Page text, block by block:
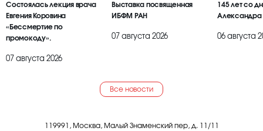
Состоялась лекция врача
Евгения Коровина
«Бессмертие по
промокоду».
07 августа 2026
Выставка посвященная
ИБФМ РАН
07 августа 2026
145 лет со
Александра
06 августа
Все новости
119991, Москва, Малый Знаменский пер, д. 11/11